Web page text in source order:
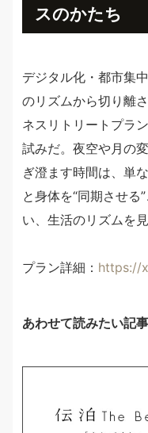
スのかたち
デジタル化・都市集
のリズムから切り離
ネスリトリートプラ
試みだ。夜空や月の
ぎ澄ます時間は、単
と身体を“同期させる
い、生活のリズムを
プラン詳細： https://
あわせて読みたい記事